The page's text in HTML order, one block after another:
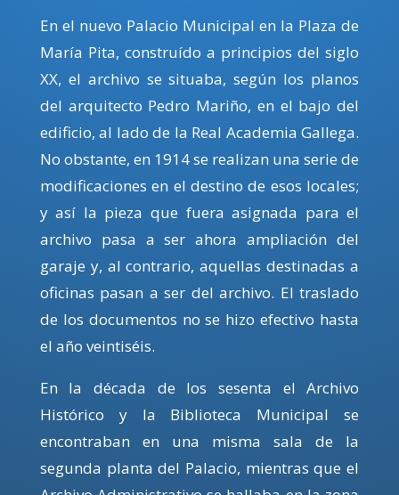
En el nuevo Palacio Municipal en la Plaza de
María Pita, construído a principios del siglo
XX, el archivo se situaba, según los planos
del arquitecto Pedro Mariño, en el bajo del
edificio, al lado de la Real Academia Gallega.
No obstante, en 1914 se realizan una serie de
modificaciones en el destino de esos locales;
y así la pieza que fuera asignada para el
archivo pasa a ser ahora ampliación del
garaje y, al contrario, aquellas destinadas a
oficinas pasan a ser del archivo. El traslado
de los documentos no se hizo efectivo hasta
el año veintiséis.
En la década de los sesenta el Archivo
Histórico y la Biblioteca Municipal se
encontraban en una misma sala de la
segunda planta del Palacio, mientras que el